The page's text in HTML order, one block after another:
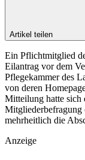
Artikel teilen
Ein Pflichtmitglied
Eilantrag vor dem
Pflegekammer des
von deren
Mitteilung hatte sich
Mitgliederbefragung
mehrheitlich die
Anzeige